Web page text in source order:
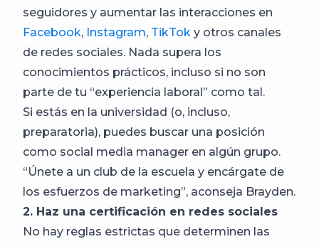
seguidores y aumentar las interacciones en
Facebook, Instagram, TikTok y otros canales
de redes sociales. Nada supera los
conocimientos prácticos, incluso si no son
parte de tu “experiencia laboral” como tal.
Si estás en la universidad (o, incluso,
preparatoria), puedes buscar una posición
como social media manager en algún grupo.
“Únete a un club de la escuela y encárgate de
los esfuerzos de marketing”, aconseja Brayden.
2. Haz una certificación en redes sociales
No hay reglas estrictas que determinen las